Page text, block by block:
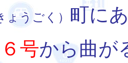
ょうごく） 町に
号から曲が